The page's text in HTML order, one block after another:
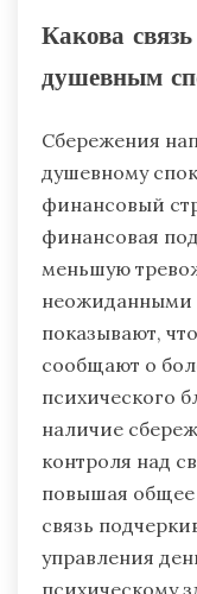
Какова
душевным
Сбережения
душевному
финансовый
финансовая
меньшую
неожиданными
показывают,
сообщают о
психического
наличие
контроля над
повышая общее
связь
управления
психическому